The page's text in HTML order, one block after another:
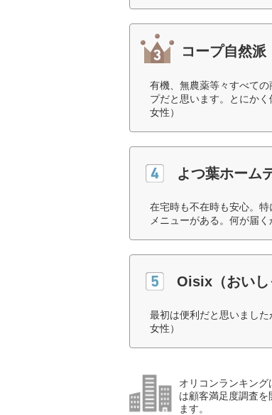
コープ自然派
有機、無農薬等々すべて
プだと思います。とにか
女性）
よつ葉ホーム
在宅時も不在時も安心。
メニューがある。何が届
Oisix（おいし
最初は便利だと思いまし
女性）
オリコンランキン
は顧客満足度調査
ます。